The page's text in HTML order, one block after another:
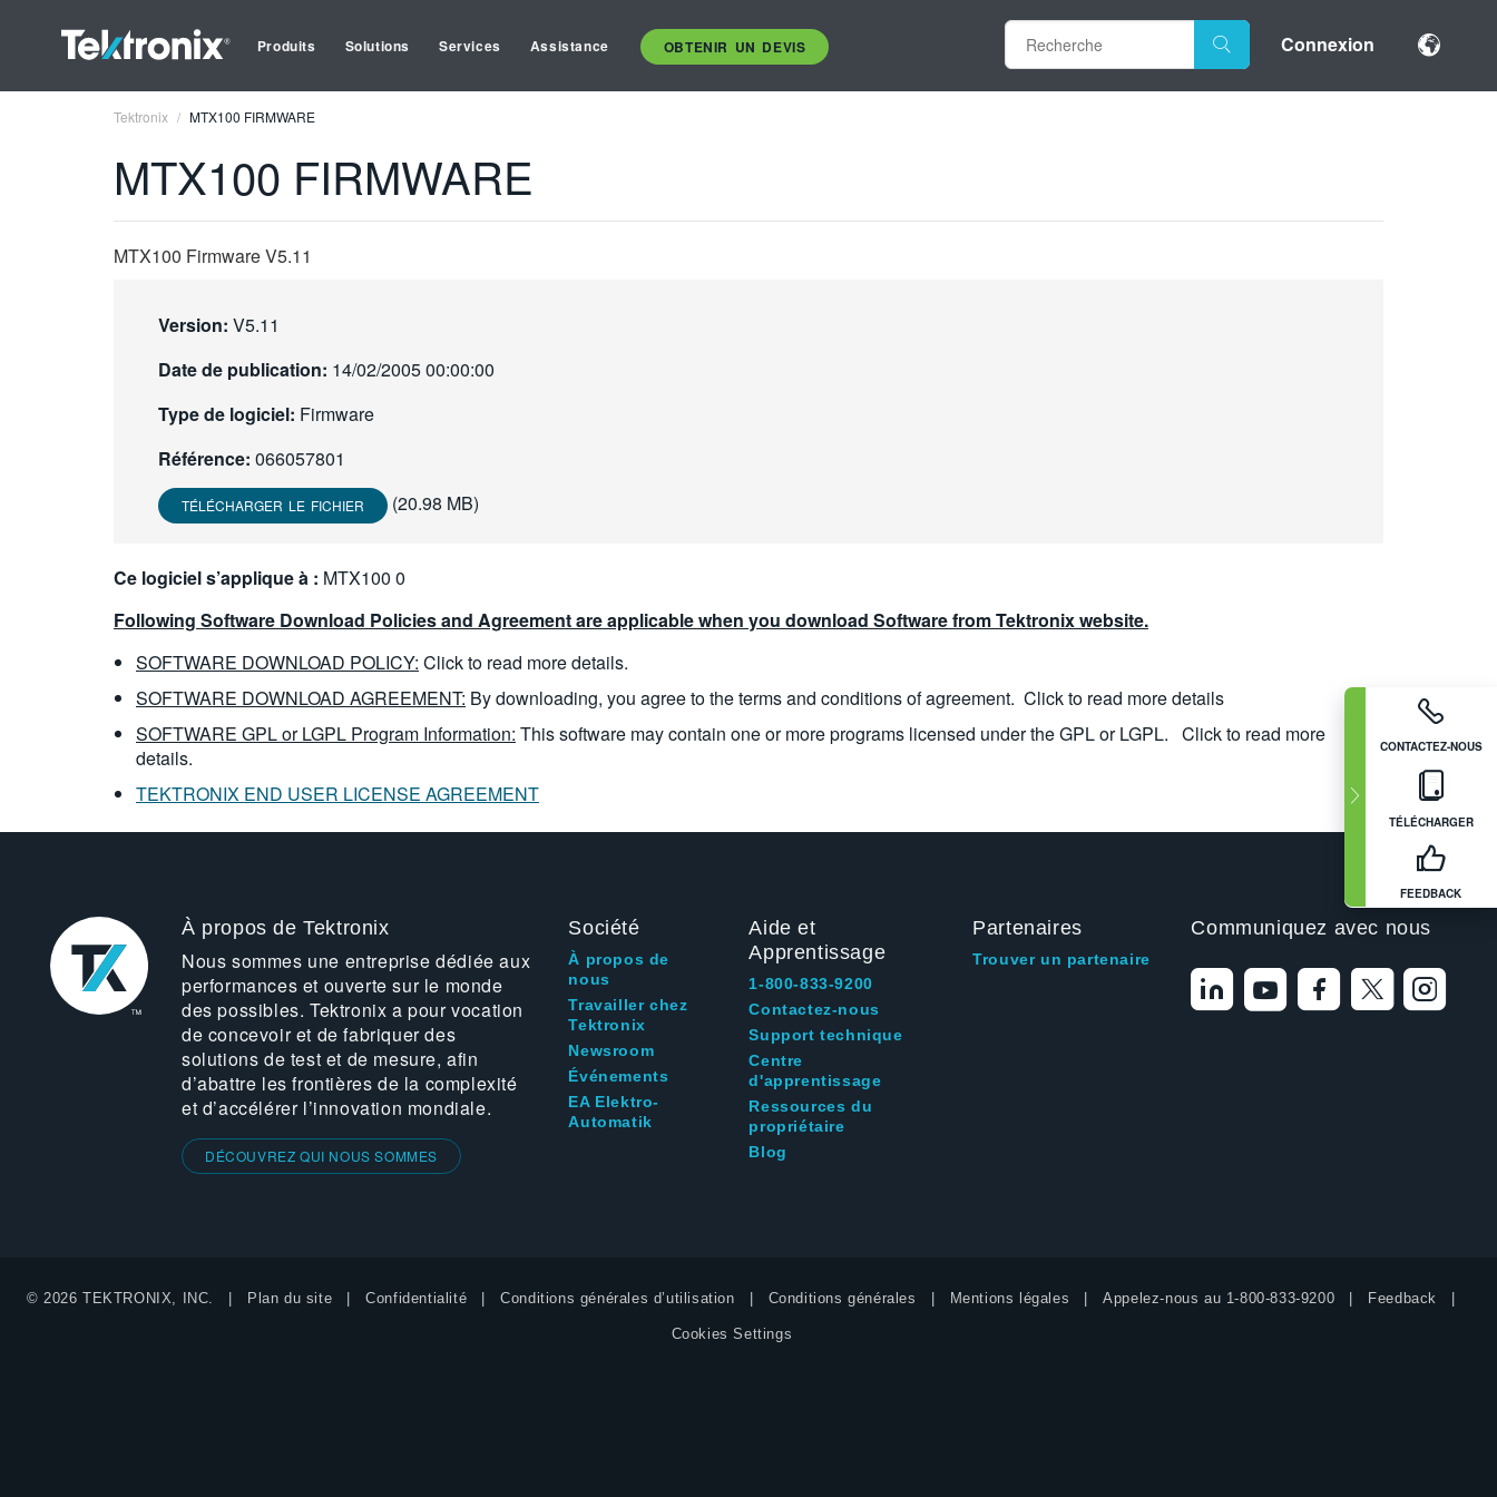
Produits Solutions Services Assistance OBTENIR UN DEVIS Connexion
CONTACTEZ-NOUS
TÉLÉCHARGER
FEEDBACK
Tektronix MTX100 FIRMWARE
MTX100 FIRMWARE
MTX100 Firmware V5.11
Version: V5.11
Date de publication: 14/02/2005 00:00:00
Type de logiciel: Firmware
Référence: 066057801
TÉLÉCHARGER LE FICHIER (20.98 MB)
Ce logiciel s’applique à : MTX100 0
Following Software Download Policies and Agreement are applicable when you download Software from Tektronix website.
SOFTWARE DOWNLOAD POLICY: Click to read more details.
SOFTWARE DOWNLOAD AGREEMENT: By downloading, you agree to the terms and conditions of agreement. Click to read more details
SOFTWARE GPL or LGPL Program Information: This software may contain one or more programs licensed under the GPL or LGPL. Click to read more
details.
TEKTRONIX END USER LICENSE AGREEMENT
À propos de Tektronix
Nous sommes une entreprise dédiée aux
performances et ouverte sur le monde
des possibles. Tektronix a pour vocation
de concevoir et de fabriquer des
solutions de test et de mesure, afin
d’abattre les frontières de la complexité
et d’accélérer l’innovation mondiale.
DÉCOUVREZ QUI NOUS SOMMES
Société
À propos de
nous
Travailler chez
Tektronix
Newsroom
Événements
EA Elektro-
Automatik
Aide et
Apprentissage
1-800-833-9200
Contactez-nous
Support technique
Centre
d'apprentissage
Ressources du
propriétaire
Blog
Partenaires
Trouver un partenaire
Communiquez avec nous
© 2026 TEKTRONIX, INC. Plan du site Confidentialité Conditions générales d’utilisation Conditions générales Mentions légales Appelez-nous au 1-800-833-9200 Feedback
Cookies Settings